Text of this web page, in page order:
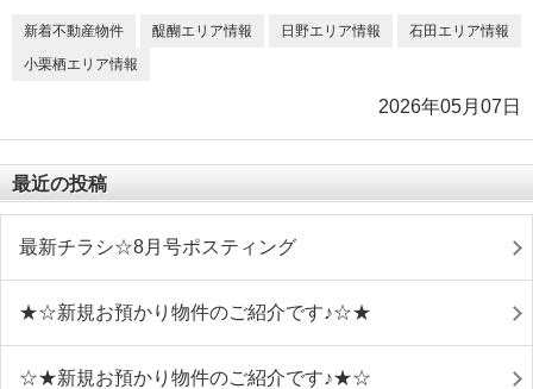
新着不動産物件 醍醐エリア情報 日野エリア情報
石田エリア情報
小栗栖エリア情報
2026年05月07日
最近の投稿
最新チラシ☆8月号ポスティング
★☆新規お預かり物件のご紹介です♪☆★
☆★新規お預かり物件のご紹介です♪★☆